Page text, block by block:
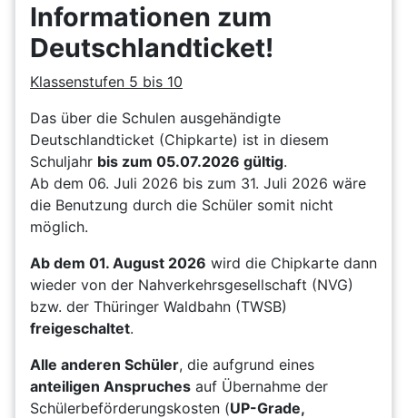
Informationen zum
Deutschlandticket!
Klassenstufen 5 bis 10
Das über die Schulen ausgehändigte
Deutschlandticket (Chipkarte) ist in diesem
Schuljahr bis zum 05.07.2026 gültig.
Ab dem 06. Juli 2026 bis zum 31. Juli 2026 wäre
die Benutzung durch die Schüler somit nicht
möglich.
Ab dem 01. August 2026 wird die Chipkarte dann
wieder von der Nahverkehrsgesellschaft (NVG)
bzw. der Thüringer Waldbahn (TWSB)
freigeschaltet.
Alle anderen Schüler, die aufgrund eines
anteiligen Anspruches auf Übernahme der
Schülerbeförderungskosten (UP-Grade,